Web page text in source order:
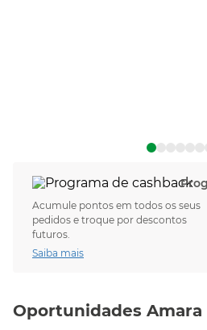
Acumule pontos em todos os seus
pedidos e troque por descontos
futuros.
Saiba mais
Oportunidades Amara